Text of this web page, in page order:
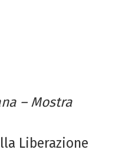
– Mostra
Liberazione